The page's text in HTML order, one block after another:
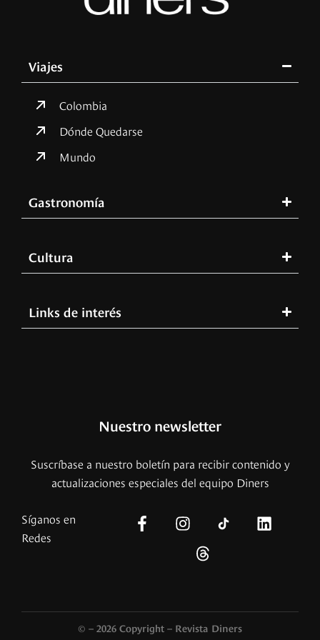
Viajes
Colombia
Dónde Quedarse
Mundo
Gastronomía
Cultura
Links de interés
Nuestro newsletter
Suscríbase a nuestro boletín para recibir contenido y
actualizaciones especiales del equipo Diners
Síganos en
Redes
© – 2026 Copyright – Revista Diners